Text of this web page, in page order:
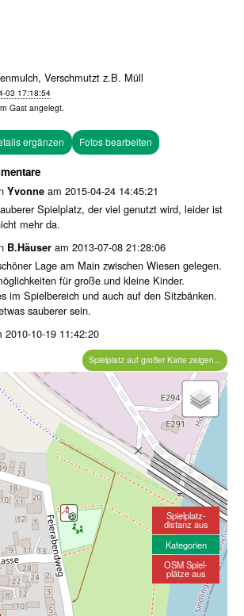
Verschmutzt z.B. Müll
03 17:18:54
Gast angelegt.
Fotos bearbeiten
Yvonne am 2015-04-24 14:45:21
Spielplatz, der viel genutzt wird, leider ist
mehr da.
B.Häuser am 2013-07-08 21:28:06
Lage am Main zwischen Wiesen gelegen.
für große und kleine Kinder.
im Spielbereich und auch auf den Sitzbänken.
sauberer sein.
2010-10-19 11:42:20
Spielplatz auf großer Karte zeigen...
Spielplatz-
distanz aus
Kategorien
OSM Spiel-
plätze aus